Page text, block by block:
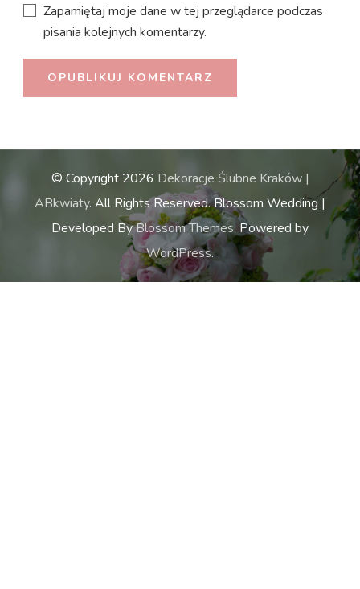
Zapamiętaj moje dane w tej przeglądarce podczas
pisania kolejnych komentarzy.
© Copyright 2026 Dekoracje Ślubne Kraków |
ABkwiaty. All Rights Reserved.Blossom Wedding |
Developed ByBlossom Themes. Powered by
WordPress.